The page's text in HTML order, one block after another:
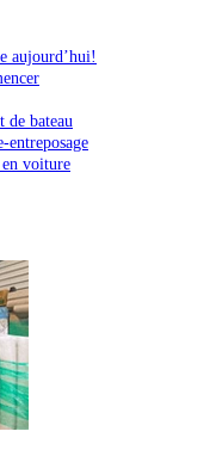
aujourd’hui!
de bateau
entreposage
en voiture